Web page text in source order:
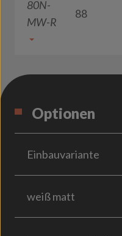
80N-
MW-R
88
Optionen
Einbauvariante
weiß matt